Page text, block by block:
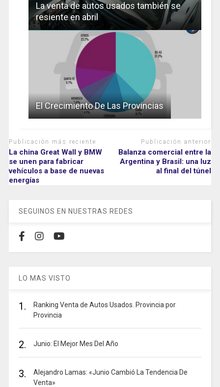
La venta de autos usados también se
resiente en abril
El Crecimiento De Las Provincias
Publicación más reciente
La china Great Wall y BMW
se unen para fabricar
vehículos a base de nuevas
energías
Publicación anterior
Balanza comercial entre la
Argentina y Brasil: una luz
al final del túnel
SEGUINOS EN NUESTRAS REDES
LO MAS VISTO
1.
Ranking Venta de Autos Usados. Provincia por
Provincia
2. Junio: El Mejor Mes Del Año
3.
Alejandro Lamas: «Junio Cambió La Tendencia De
Venta»